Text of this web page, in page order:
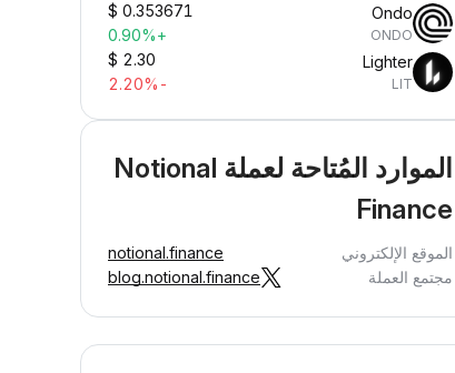
Ondo
ONDO
$ 0.353671
+0.90%
Lighter
LIT
$ 2.30
-2.20%
الموارد المُتاحة لعملة Notional
Finance
الموقع الإلكتروني
notional.finance
مجتمع العملة
blog.notional.finance